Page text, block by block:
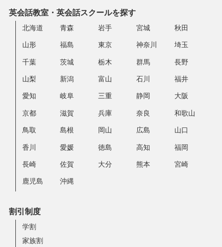
英会話教室・英会話スクールを探す
北海道 青森 岩手 宮城 秋田
山形 福島 東京 神奈川 埼玉
千葉 茨城 栃木 群馬 長野
山梨 新潟 富山 石川 福井
愛知 岐阜 三重 静岡 大阪
京都 滋賀 兵庫 奈良 和歌山
鳥取 島根 岡山 広島 山口
香川 愛媛 徳島 高知 福岡
長崎 佐賀 大分 熊本 宮崎
鹿児島 沖縄
割引制度
学割
家族割